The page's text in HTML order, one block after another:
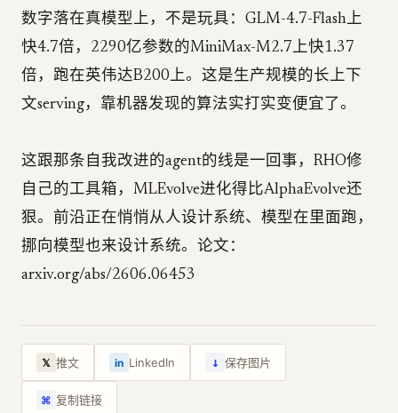
数字落在真模型上，不是玩具：GLM-4.7-Flash上
快4.7倍，2290亿参数的MiniMax-M2.7上快1.37
倍，跑在英伟达B200上。这是生产规模的长上下
文serving，靠机器发现的算法实打实变便宜了。
这跟那条自我改进的agent的线是一回事，RHO修
自己的工具箱，MLEvolve进化得比AlphaEvolve还
狠。前沿正在悄悄从人设计系统、模型在里面跑，
挪向模型也来设计系统。论文：
arxiv.org/abs/2606.06453
𝕏 推文 in LinkedIn ↓ 保存图片
⌘ 复制链接